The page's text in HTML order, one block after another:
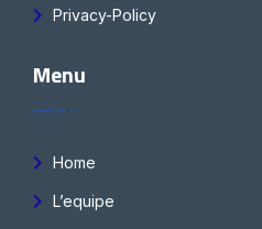
Privacy-Policy
Menu
Home
L’equipe